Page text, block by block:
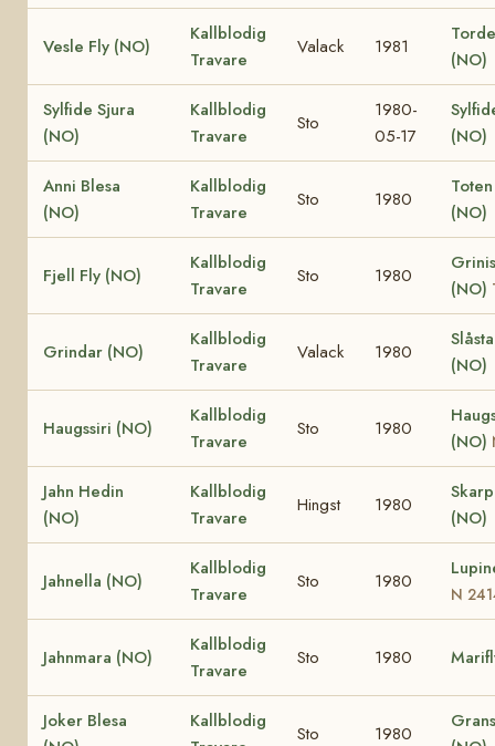
Vesle Fly (NO)
Kallblodig
Travare
Valack 1981
(NO)
Sylfide Sjura
(NO)
Kallblodig
Travare
Sto
1980-
05-17
(NO)
Anni Blesa
(NO)
Kallblodig
Travare
Sto 1980
(NO)
Fjell Fly (NO)
Kallblodig
Travare
Sto 1980
(NO)
Grindar (NO)
Kallblodig
Travare
Valack 1980
(NO)
Haugssiri (NO)
Kallblodig
Travare
Sto 1980
(NO)
Jahn Hedin
(NO)
Kallblodig
Travare
Hingst 1980
(NO)
Jahnella (NO)
Kallblodig
Travare
Sto 1980
N
Jahnmara (NO)
Kallblodig
Travare
Sto 1980
Joker Blesa
Kallblodig
Sto 1980